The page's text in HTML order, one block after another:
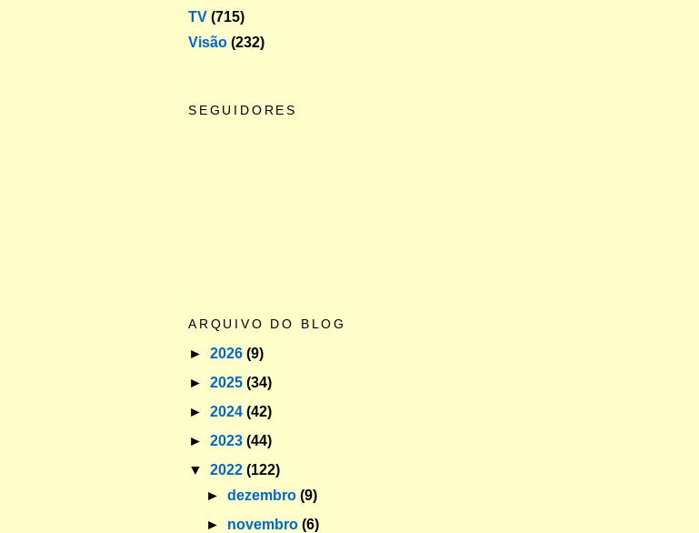
TV (715)
Visão (232)
SEGUIDORES
ARQUIVO DO BLOG
► 2026 (9)
► 2025 (34)
► 2024 (42)
► 2023 (44)
▼ 2022 (122)
►dezembro(9)
► novembro(6)